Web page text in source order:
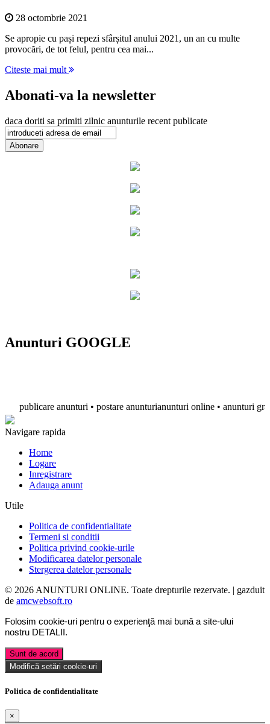
28 octombrie 2021
Se apropie cu pași repezi sfârșitul anului 2021, un an cu multe
provocări, de tot felul, pentru cea mai...
Citeste mai mult
Abonati-va la newsletter
daca doriti sa primiti zilnic anunturile recent publicate
Anunturi GOOGLE
publicare anunturi • postare anunturianunturi online • anunturi
Navigare rapida
Home
Logare
Inregistrare
Adauga anunt
Utile
Politica de confidentialitate
Termeni si conditii
Politica privind cookie-urile
Modificarea datelor personale
Stergerea datelor personale
© 2026 ANUNTURI ONLINE. Toate drepturile rezervate. | gazduit
de amcwebsoft.ro
Folosim cookie-uri pentru o experienţă mai bună a site-ului
nostru DETALII .
Sunt de acord
Modifică setări cookie-uri
Politica de confidentialitate
×